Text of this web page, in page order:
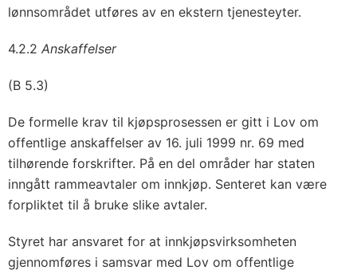
lønnsområdet utføres av en ekstern tjenesteyter.
4.2.2 Anskaffelser
(B 5.3)
De formelle krav til kjøpsprosessen er gitt i Lov om
offentlige anskaffelser av 16. juli 1999 nr. 69 med
tilhørende forskrifter. På en del områder har staten
inngått rammeavtaler om innkjøp. Senteret kan være
forpliktet til å bruke slike avtaler.
Styret har ansvaret for at innkjøpsvirksomheten
gjennomføres i samsvar med Lov om offentlige